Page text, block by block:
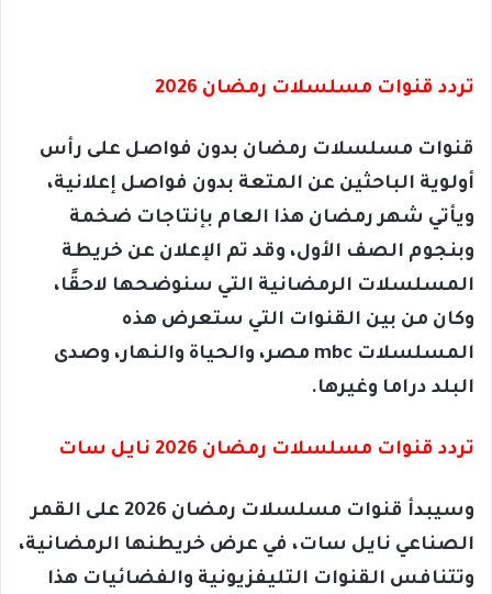
تردد قنوات مسلسلات رمضان 2026
قنوات مسلسلات رمضان بدون فواصل على رأس
أولوية الباحثين عن المتعة بدون فواصل إعلانية،
ويأتي شهر رمضان هذا العام بإنتاجات ضخمة
وبنجوم الصف الأول، وقد تم الإعلان عن خريطة
المسلسلات الرمضانية التي سنوضحها لاحقًا،
وكان من بين القنوات التي ستعرض هذه
المسلسلات mbc مصر، والحياة والنهار، وصدى
البلد دراما وغيرها.
تردد قنوات مسلسلات رمضان 2026 نايل سات
وسيبدأ قنوات مسلسلات رمضان 2026 على القمر
الصناعي نايل سات، في عرض خريطنها الرمضانية،
وتتنافس القنوات التليفزيونية والفضائيات هذا